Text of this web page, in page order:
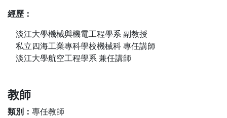
經歷：
淡江大學機械與機電工程學系 副教授
私立四海工業專科學校機械科 專任講師
淡江大學航空工程學系 兼任講師
教師
類別 ： 專任教師